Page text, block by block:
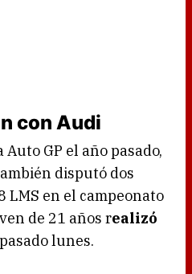
con Audi
GP el año pasado,
disputó dos
LMS en el campeonato
de 21 años realizó
lunes.